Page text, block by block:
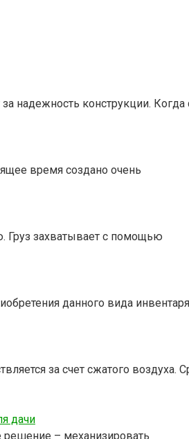
надежность конструкции. Когда
время создано очень
Груз захватывает с помощью
данного вида инвентаря
за счет сжатого воздуха.
дачи
решение – механизировать